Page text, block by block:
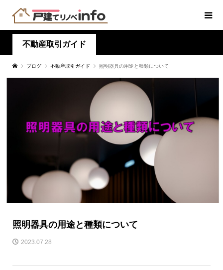
不動産取引ガイド
ブログ 不動産取引ガイド 照明器具の用途と種類について
照明器具の用途と種類について
2023.07.28